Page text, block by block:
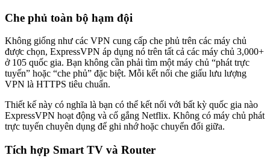
Che phủ toàn bộ hạm đội
Không giống như các VPN cung cấp che phủ trên các máy chủ
được chọn, ExpressVPN áp dụng nó trên tất cả các máy chủ 3,000+
ở 105 quốc gia. Bạn không cần phải tìm một máy chủ “phát trực
tuyến” hoặc “che phủ” đặc biệt. Mỗi kết nối che giấu lưu lượng
VPN là HTTPS tiêu chuẩn.
Thiết kế này có nghĩa là bạn có thể kết nối với bất kỳ quốc gia nào
ExpressVPN hoạt động và cố gắng Netflix. Không có máy chủ phát
trực tuyến chuyên dụng để ghi nhớ hoặc chuyển đổi giữa.
Tích hợp Smart TV và Router